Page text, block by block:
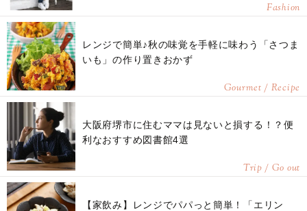
Fashion
レンジで簡単♪秋の味覚を手軽に味わう「さつま
いも」の作り置きおかず
Gourmet / Recipe
大阪府堺市に住むママは見ないと損する！？便
利なおすすめ図書館4選
Trip / Go out
【家飲み】レンジでパパっと簡単！「エリン